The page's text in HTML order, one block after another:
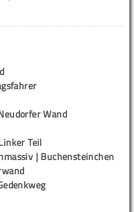
Wand
Teil
| Buchensteinchen